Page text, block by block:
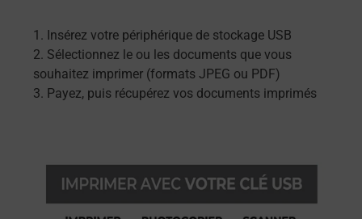
Insérez votre périphérique de stockage USB
Sélectionnez le ou les documents que vous
souhaitez imprimer (formats JPEG ou PDF)
Payez, puis récupérez vos documents imprimés